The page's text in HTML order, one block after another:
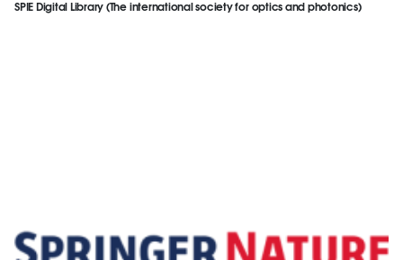
SPIE Digital Library (The international society for optics and photonics)